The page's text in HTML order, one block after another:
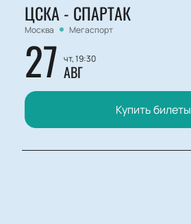
ЦСКА - СПАРТАК
Москва Мегаспорт
27 чт, 19:30
АВГ
Купить билеты